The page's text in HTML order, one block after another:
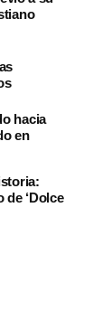
hacia
en
de ‘Dolce